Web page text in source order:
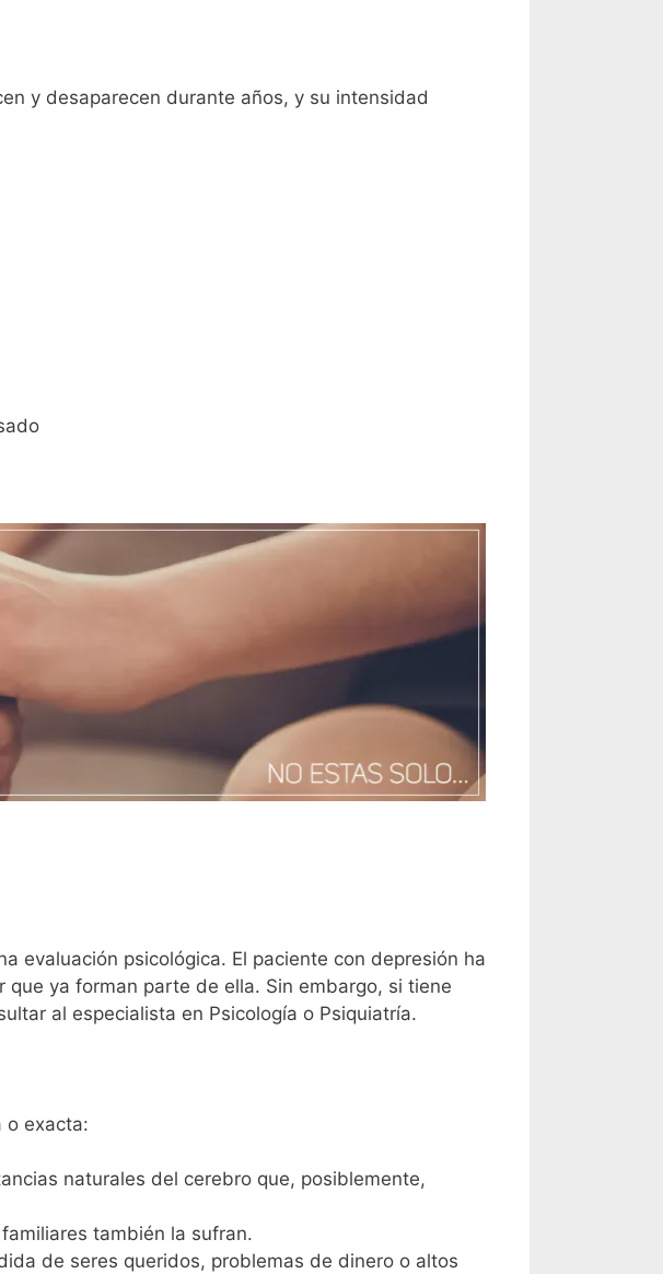
y desaparecen durante años, y su intensidad
evaluación psicológica. El paciente con depresión ha
ya forman parte de ella. Sin embargo, si tiene
al especialista en Psicología o Psiquiatría.
o exacta:
naturales del cerebro que, posiblemente,
también la sufran.
de seres queridos, problemas de dinero o altos